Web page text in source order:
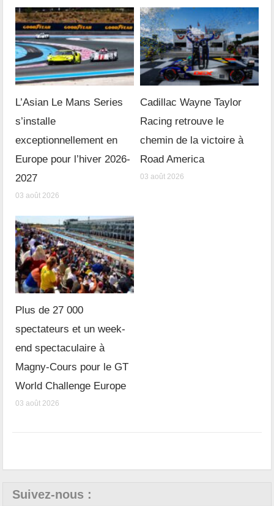
L’Asian Le Mans Series
s’installe
exceptionnellement en
Europe pour l’hiver 2026-
2027
03 août 2026
Cadillac Wayne Taylor
Racing retrouve le
chemin de la victoire à
Road America
03 août 2026
Plus de 27 000
spectateurs et un week-
end spectaculaire à
Magny-Cours pour le GT
World Challenge Europe
03 août 2026
Suivez-nous :